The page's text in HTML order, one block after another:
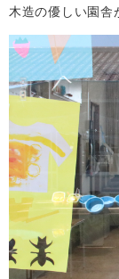
木造の優しい園舎